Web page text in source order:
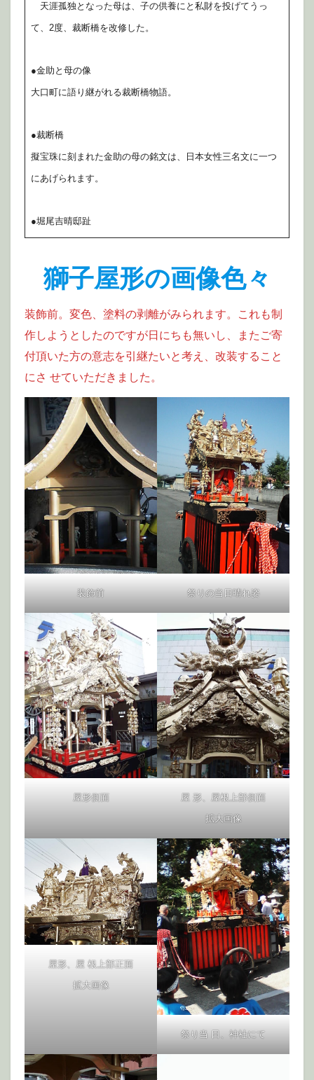
天涯孤独となった母は、子の供養にと私財を投げてうっ
て、2度、裁断橋を改修した。
●金助と母の像
大口町に語り継がれる裁断橋物語。
●裁断橋
擬宝珠に刻まれた金助の母の銘文は、日本女性三名文に一つ
にあげられます。
●堀尾吉晴邸趾
獅子屋形の画像色々
装飾前。変色、塗料の剥離がみられます。これも制
作しようとしたのですが日にちも無いし、またご寄
付頂いた方の意志を引継たいと考え、改装すること
にさ せていただきました。
装飾前 祭りの当日晴れ姿
屋形側面
屋 形、屋根上部側面
拡大画像
屋形、屋 根上部正面
拡大画像
祭り当 日、神社にて